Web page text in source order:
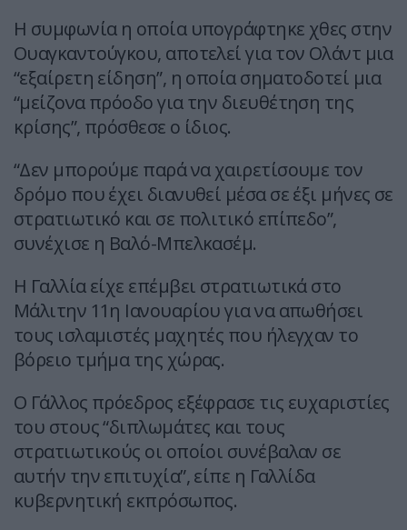
Η συμφωνία η οποία υπογράφτηκε χθες στην
Ουαγκαντούγκου, αποτελεί για τον Ολάντ μια
“εξαίρετη είδηση”, η οποία σηματοδοτεί μια
“μείζονα πρόοδο για την διευθέτηση της
κρίσης”, πρόσθεσε ο ίδιος.
“Δεν μπορούμε παρά να χαιρετίσουμε τον
δρόμο που έχει διανυθεί μέσα σε έξι μήνες σε
στρατιωτικό και σε πολιτικό επίπεδο”,
συνέχισε η Βαλό-Μπελκασέμ.
Η Γαλλία είχε επέμβει στρατιωτικά στο
Μάλιτην 11η Ιανουαρίου για να απωθήσει
τους ισλαμιστές μαχητές που ήλεγχαν το
βόρειο τμήμα της χώρας.
Ο Γάλλος πρόεδρος εξέφρασε τις ευχαριστίες
του στους “διπλωμάτες και τους
στρατιωτικούς οι οποίοι συνέβαλαν σε
αυτήν την επιτυχία”, είπε η Γαλλίδα
κυβερνητική εκπρόσωπος.